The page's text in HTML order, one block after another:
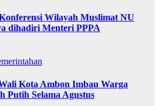
Wilayah Muslimat NU
dihadiri Menteri PPPA
Kota Ambon Imbau Warga
Putih Selama Agustus